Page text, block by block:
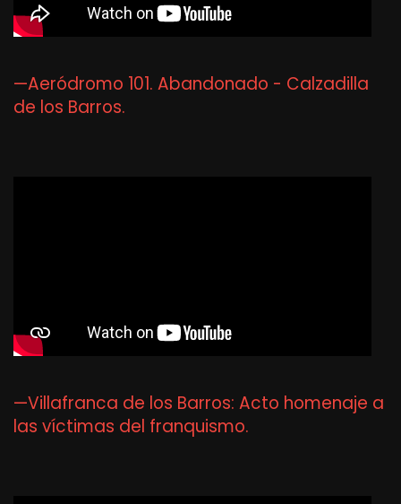
—Aeródromo 101. Abandonado - Calzadilla
de los Barros.
—Villafranca de los Barros: Acto homenaje a
las víctimas del franquismo.